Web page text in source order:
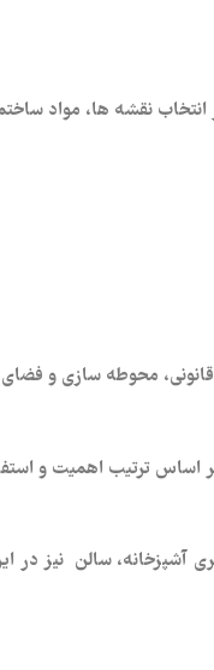
انتخاب نقشه‌ ها، مواد
محوطه‌ سازی و
اساس ترتیب اهمیت و
آشپزخانه، سالن نیز در